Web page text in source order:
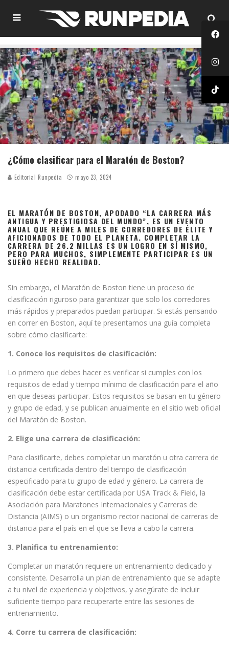
¿Cómo clasificar para el Maratón de Boston?
Editorial Runpedia mayo 23, 2024
EL MARATÓN DE BOSTON, APODADO “LA CARRERA MÁS
ANTIGUA Y PRESTIGIOSA DEL MUNDO”, ES UN EVENTO
ANUAL QUE REÚNE A MILES DE CORREDORES DE ÉLITE Y
AFICIONADOS DE TODO EL PLANETA. COMPLETAR LA
CARRERA DE 26.2 MILLAS ES UN LOGRO EN SÍ MISMO,
PERO PARA MUCHOS, SIMPLEMENTE PARTICIPAR ES UN
SUEÑO HECHO REALIDAD.
Sin embargo, el Maratón de Boston tiene un proceso de
clasificación riguroso para garantizar que solo los corredores
más rápidos y preparados puedan participar. Si estás pensando
en correr en Boston, aquí te presentamos una guía completa
sobre cómo clasificarte:
1. Conoce los requisitos de clasificación:
Lo primero que debes hacer es verificar si cumples con los
requisitos de edad y tiempo mínimo de clasificación para el año
en que deseas participar. Estos requisitos se basan en tu género
y grupo de edad, y se publican anualmente en el sitio web oficial
del Maratón de Boston.
2. Elige una carrera de clasificación:
Para clasificarte, debes completar un maratón u otra carrera de
distancia certificada dentro del tiempo de clasificación
especificado para tu grupo de edad y género. La carrera de
clasificación debe estar certificada por USA Track & Field, la
Asociación para Maratones Internacionales y Carreras de
Distancia (AIMS) o un organismo rector nacional de carreras de
distancia para el país en el que se lleva a cabo la carrera.
3. Planifica tu entrenamiento:
Completar un maratón requiere un entrenamiento dedicado y
consistente. Desarrolla un plan de entrenamiento que se adapte
a tu nivel de experiencia y objetivos, y asegúrate de incluir
suficiente tiempo para recuperarte entre las sesiones de
entrenamiento.
4. Corre tu carrera de clasificación: